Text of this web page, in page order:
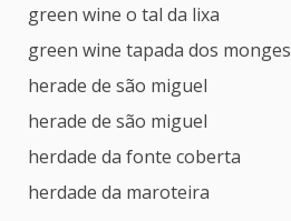
green wine o tal da lixa
green wine tapada dos monges
herade de são miguel
herade de são miguel
herdade da fonte coberta
herdade da maroteira